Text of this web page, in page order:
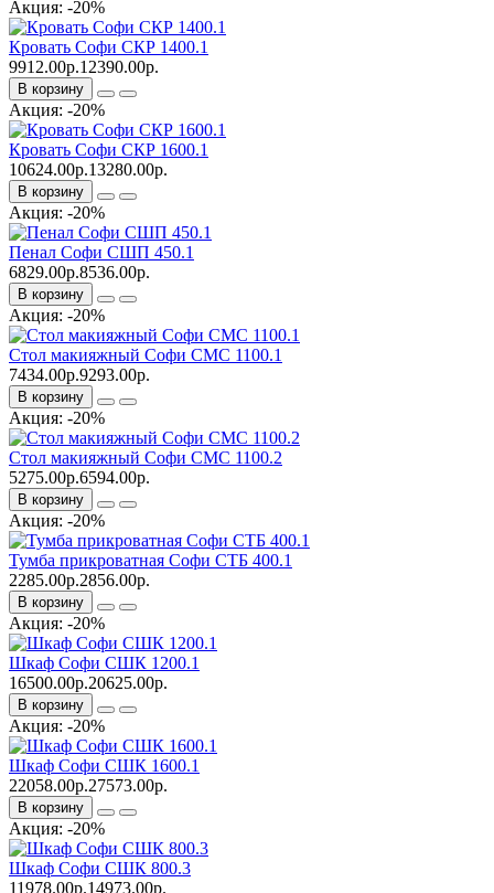
Акция: -20%
Кровать Софи СКР 1400.1
9912.00р.12390.00р.
В корзину
Акция: -20%
Кровать Софи СКР 1600.1
10624.00р.13280.00р.
В корзину
Акция: -20%
Пенал Софи СШП 450.1
6829.00р.8536.00р.
В корзину
Акция: -20%
Стол макияжный Софи СМС 1100.1
7434.00р.9293.00р.
В корзину
Акция: -20%
Стол макияжный Софи СМС 1100.2
5275.00р.6594.00р.
В корзину
Акция: -20%
Тумба прикроватная Софи СТБ 400.1
2285.00р.2856.00р.
В корзину
Акция: -20%
Шкаф Софи СШК 1200.1
16500.00р.20625.00р.
В корзину
Акция: -20%
Шкаф Софи СШК 1600.1
22058.00р.27573.00р.
В корзину
Акция: -20%
Шкаф Софи СШК 800.3
11978.00р.14973.00р.